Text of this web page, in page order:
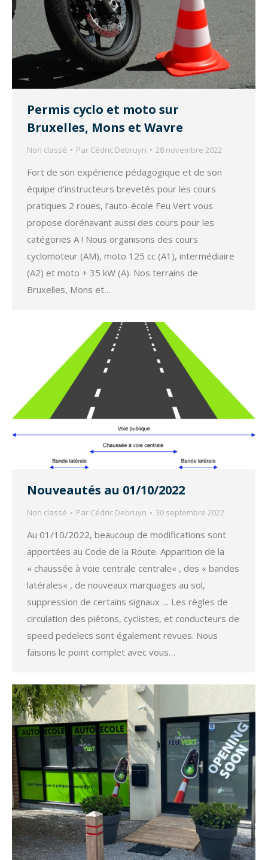
Permis cyclo et moto sur
Bruxelles, Mons et Wavre
Non classé Par Cédric Debruyn 28 novembre 2022
Fort de son expérience pédagogique et de son
équipe d’instructeurs brevetés pour les cours
pratiques 2 roues, l’auto-école Feu Vert vous
propose dorénavant aussi des cours pour les
catégories A ! Nous organisons des cours
cyclomoteur (AM), moto 125 cc (A1), intermédiaire
(A2) et moto + 35 kW (A). Nos terrains de
Bruxelles, Mons et…
Nouveautés au 01/10/2022
Non classé Par Cédric Debruyn 30 septembre 2022
Au 01/10/2022, beaucoup de modifications sont
apportées au Code de la Route. Apparition de la
« chaussée à voie centrale centrale« , des « bandes
latérales« , de nouveaux marquages au sol,
suppression de certains signaux … Les règles de
circulation des piétons, cyclistes, et conducteurs de
speed pedelecs sont également revues. Nous
faisons le point complet avec vous…